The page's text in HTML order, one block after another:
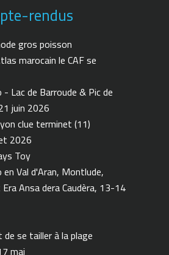
rendus
gros poisson
marocain le CAF se
- Lac de Barroude & Pic de
juin 2026
clue terminet (11)
2026
Toy
en Val d'Aran, Montlude,
Ansa dera Caudèra, 13-14
se tailler à la plage